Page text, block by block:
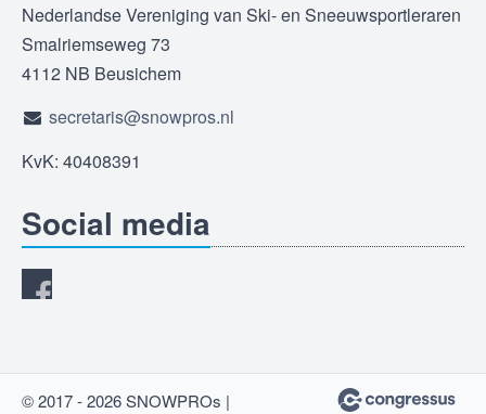
Nederlandse Vereniging van Ski- en Sneeuwsportleraren
Smalriemseweg 73
4112 NB Beusichem
secretaris@snowpros.nl
KvK: 40408391
Social media
© 2017 - 2026 SNOWPROs |